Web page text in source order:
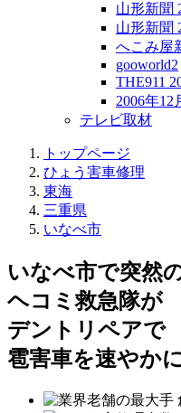
山形新聞
山形新聞
へこみ屋
gooworld2
THE911
2006年12
テレビ取材
トップページ
ひょう害車修理
東海
三重県
いなべ市
いなべ市で突然
ヘコミ救急隊が
デントリペアで
雹害車を速やか